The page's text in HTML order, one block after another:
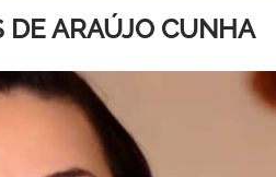
ARAÚJO CUNHA